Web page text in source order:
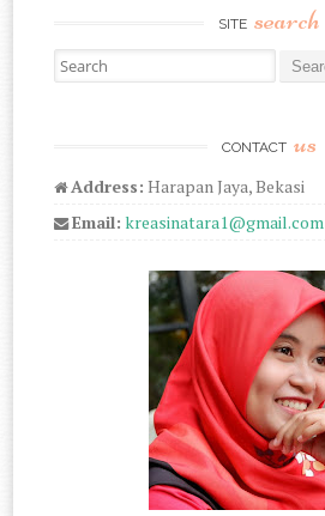
SITE search
Search for:
CONTACT us
Address: Harapan Jaya, Bekasi
Email: kreasinatara1@gmail.com